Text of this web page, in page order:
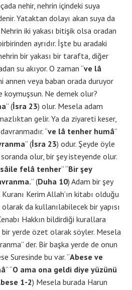
nehir, nehrin içindeki suya
Yataktan dolayı akan suya da
iki yakası bitişik olsa oradan
ayrıdır. İşte bu aradaki
bir yakası bir tarafta, diğer
su akıyor. O zaman “ve lâ
annen veya baban orada duruyor
koymuşsun. Ne demek olur?
” (İsra 23) olur. Mesela adam
gelir. Ya da ziyareti keser,
“ve lâ tenher humâ”
” (İsra 23) odur. Şeyde öyle
soranda olur, bir şey isteyende olur.
felâ tenher” “Bir şey
” (Duha 10) Adam bir şey
Kerim Allah’ın kitabı olduğu
da kullanılabilecek bir yapısı
Hakkın bildirdiği kurallara
bir yerde özet olarak söyler. Mesela
der. Bir başka yerde de onun
Suresinde bu var. “Abese ve
” “O ama ona geldi diye yüzünü
1-2) Mesela burada Harun